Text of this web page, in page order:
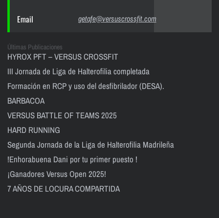
Email getafe@versuscrossfit.com
Últimas Publicaciones
HYROX PFT – VERSUS CROSSFIT
III Jornada de Liga de Halterofilia completada
Formación en RCP y uso del desfibrilador (DESA).
BARBACOA
VERSUS BATTLE OF TEAMS 2025
HARD RUNNING
Segunda Jornada de la Liga de Halterofilia Madrileña
!Enhorabuena Dani por tu primer puesto !
¡Ganadores Versus Open 2025!
7 AÑOS DE LOCURA COMPARTIDA